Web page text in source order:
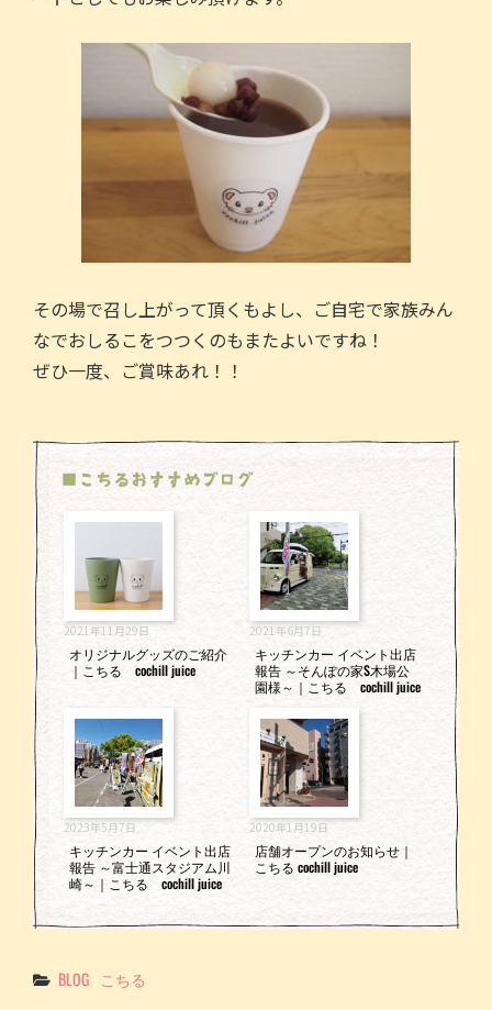
その場で召し上がって頂くもよし、ご自宅で家族みん
なでおしるこをつつくのもまたよいですね！
ぜひ一度、ご賞味あれ！！
■こちるおすすめブログ
2021年11月29日
オリジナルグッズのご紹介
｜こちる cochill juice
2021年6月7日
キッチンカー イベント出店
報告 ～そんぽの家S木場公
園様～｜こちる cochill juice
2023年5月7日
キッチンカー イベント出店
報告 ～富士通スタジアム川
崎～｜こちる cochill juice
2020年1月19日
店舗オープンのお知らせ｜
こちる cochill juice
Categories
BLOG こちる